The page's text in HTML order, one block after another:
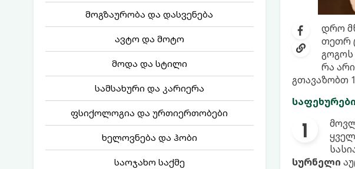
მოგზაურობა და დასვენება
ავტო და მოტო
მოდა და სტილი
სამსახური და კარიერა
ფსიქოლოგია და ურთიერთობები
ხელოვნება და ჰობი
საოჯახო საქმე
დრო
თეთრ
გოგოს
რა
გთავაზობთ
სურნელი